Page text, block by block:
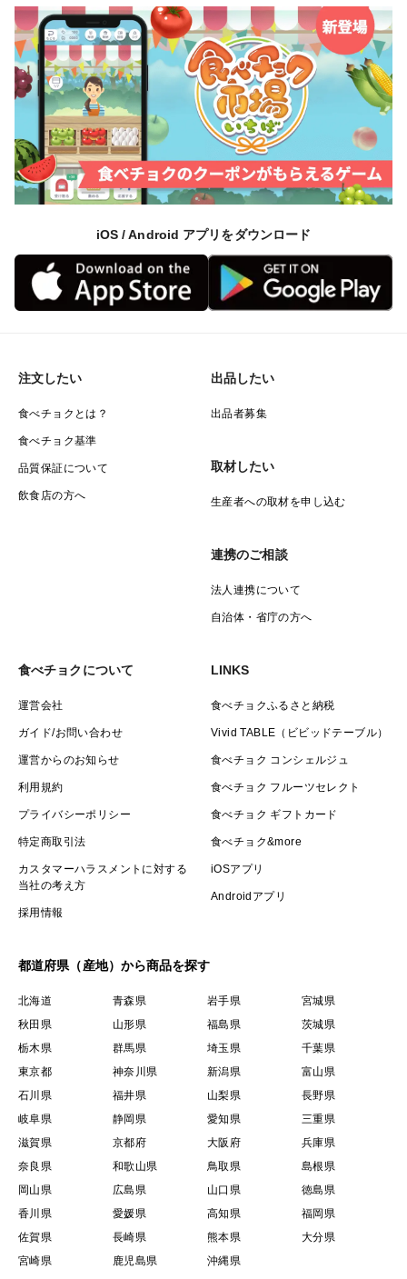
iOS / Android アプリをダウンロード
注文したい
食べチョクとは？
食べチョク基準
品質保証について
飲食店の方へ
出品したい
出品者募集
取材したい
生産者への取材を申し込む
連携のご相談
法人連携について
自治体・省庁の方へ
食べチョクについて
運営会社
ガイド/お問い合わせ
運営からのお知らせ
利用規約
プライバシーポリシー
特定商取引法
カスタマーハラスメントに対する
当社の考え方
採用情報
LINKS
食べチョクふるさと納税
Vivid TABLE（ビビッドテーブル）
食べチョク コンシェルジュ
食べチョク フルーツセレクト
食べチョク ギフトカード
食べチョク&more
iOSアプリ
Androidアプリ
都道府県（産地）から商品を探す
北海道 青森県 岩手県
宮城県
秋田県
山形県 福島県
茨城県
栃木県
群馬県 埼玉県
千葉県
東京都
神奈川県 新潟県
富山県
石川県
福井県 山梨県
長野県
岐阜県
静岡県 愛知県
三重県
滋賀県
京都府 大阪府
兵庫県
奈良県
和歌山県 鳥取県
島根県
岡山県
広島県 山口県
徳島県
香川県
愛媛県 高知県
福岡県
佐賀県
長崎県 熊本県
大分県
宮崎県
鹿児島県 沖縄県